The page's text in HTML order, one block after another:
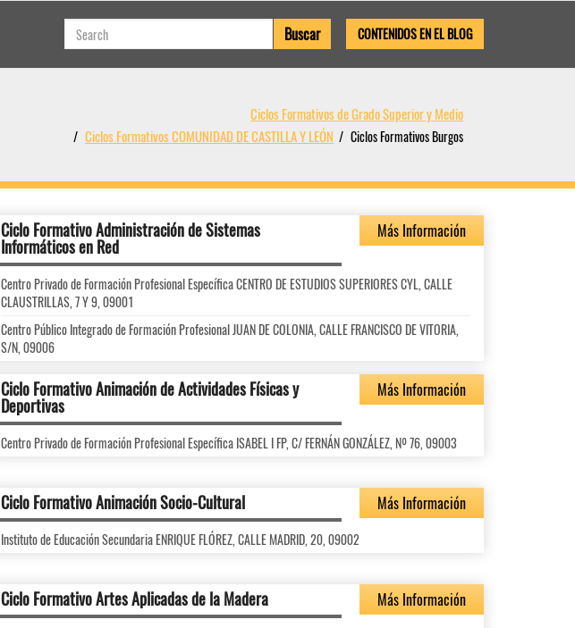
CONTENIDOS EN EL BLOG
Ciclos Formativos de Grado Superior y Medio
Ciclos Formativos COMUNIDAD DE CASTILLA Y LEÓN
Ciclos Formativos Burgos
Ciclo Formativo Administración de Sistemas
Informáticos en Red
Más Información
Centro Privado de Formación Profesional Específica CENTRO DE ESTUDIOS SUPERIORES CYL, CALLE
CLAUSTRILLAS, 7 Y 9, 09001
Centro Público Integrado de Formación Profesional JUAN DE COLONIA, CALLE FRANCISCO DE VITORIA,
S/N, 09006
Ciclo Formativo Animación de Actividades Físicas y
Deportivas
Más Información
Centro Privado de Formación Profesional Específica ISABEL I FP, C/ FERNÁN GONZÁLEZ, Nº 76, 09003
Ciclo Formativo Animación Socio-Cultural Más Información
Instituto de Educación Secundaria ENRIQUE FLÓREZ, CALLE MADRID, 20, 09002
Ciclo Formativo Artes Aplicadas de la Madera Más Información